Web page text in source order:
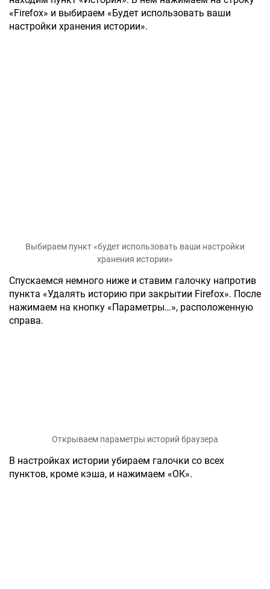
«Firefox» и выбираем «Будет использовать ваши
настройки хранения истории».
Выбираем пункт «будет использовать ваши настройки
хранения истории»
Спускаемся немного ниже и ставим галочку напротив
пункта «Удалять историю при закрытии Firefox». После
нажимаем на кнопку «Параметры…», расположенную
справа.
Открываем параметры историй браузера
В настройках истории убираем галочки со всех
пунктов, кроме кэша, и нажимаем «ОК».